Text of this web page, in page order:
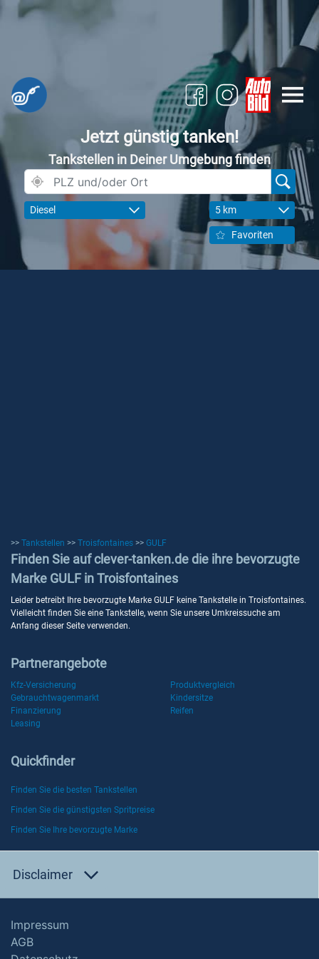
Jetzt günstig tanken!
Tankstellen in Deiner Umgebung finden
Diesel 5 km
Favoriten
>> Tankstellen >> Troisfontaines >> GULF
Finden Sie auf clever-tanken.de die ihre bevorzugte
Marke GULF in Troisfontaines
Leider betreibt Ihre bevorzugte Marke GULF keine Tankstelle in Troisfontaines.
Vielleicht finden Sie eine Tankstelle, wenn Sie unsere Umkreissuche am
Anfang dieser Seite verwenden.
Partnerangebote
Kfz-Versicherung
Produktvergleich
Gebrauchtwagenmarkt
Kindersitze
Finanzierung
Reifen
Leasing
Quickfinder
Finden Sie die besten Tankstellen
Finden Sie die günstigsten Spritpreise
Finden Sie Ihre bevorzugte Marke
Disclaimer
Impressum
AGB